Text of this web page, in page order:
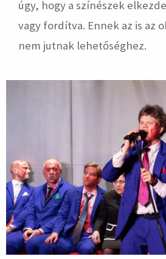
úgy, hogy a színészek
vagy fordítva. Ennek az is az
nem jutnak lehetőséghez.